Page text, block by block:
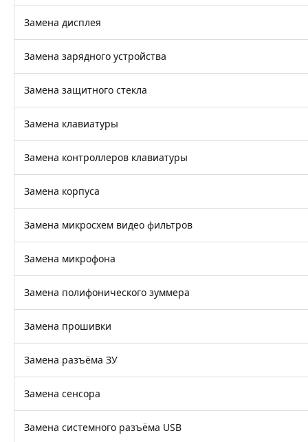
Замена дисплея
Замена зарядного устройства
Замена защитного стекла
Замена клавиатуры
Замена контроллеров клавиатуры
Замена корпуса
Замена микросхем видео фильтров
Замена микрофона
Замена полифонического зуммера
Замена прошивки
Замена разъёма ЗУ
Замена сенсора
Замена системного разъёма USB